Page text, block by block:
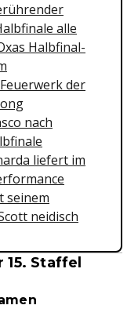
alle
Halbfinal-
der
nach
liefert im
seinem
neidisch
Staffel